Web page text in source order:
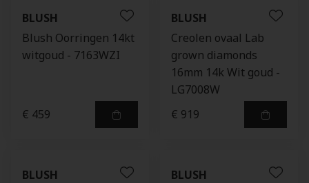
BLUSH
Blush Oorringen 14kt
witgoud - 7163WZI
€ 459
BLUSH
Creolen ovaal Lab
grown diamonds
16mm 14k Wit goud -
LG7008W
€ 919
BLUSH
BLUSH